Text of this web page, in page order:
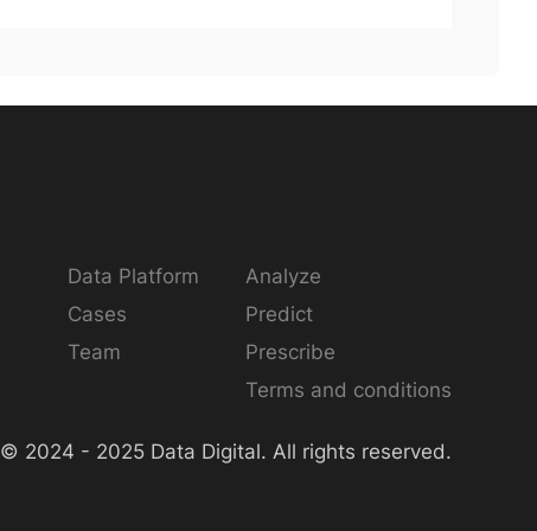
Data Platform
Cases
Team
Analyze
Predict
Prescribe
Terms and conditions
© 2024 - 2025 Data Digital. All rights reserved.